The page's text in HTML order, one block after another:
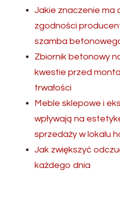
Jakie znaczenie ma
zgodności
szamba
Zbiornik betonowy
kwestie przed
trwałości
Meble sklepowe i
wpływają na
sprzedaży w lokalu
Jak zwiększyć
każdego dnia